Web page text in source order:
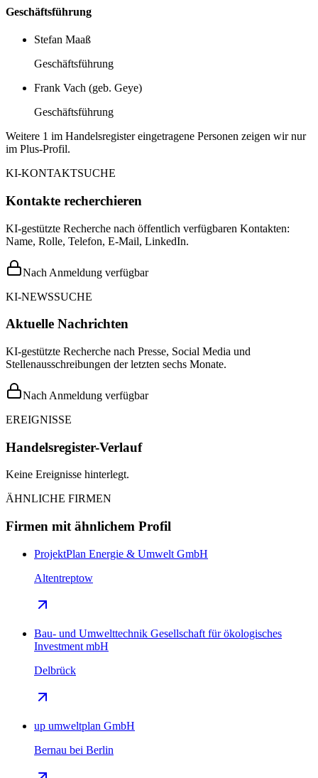
Geschäftsführung
Stefan Maaß
Geschäftsführung
Frank Vach (geb. Geye)
Geschäftsführung
Weitere 1 im Handelsregister eingetragene Personen zeigen wir nur
im Plus-Profil.
KI-KONTAKTSUCHE
Kontakte recherchieren
KI-gestützte Recherche nach öffentlich verfügbaren Kontakten:
Name, Rolle, Telefon, E-Mail, LinkedIn.
Nach Anmeldung verfügbar
KI-NEWSSUCHE
Aktuelle Nachrichten
KI-gestützte Recherche nach Presse, Social Media und
Stellenausschreibungen der letzten sechs Monate.
Nach Anmeldung verfügbar
EREIGNISSE
Handelsregister-Verlauf
Keine Ereignisse hinterlegt.
ÄHNLICHE FIRMEN
Firmen mit ähnlichem Profil
ProjektPlan Energie & Umwelt GmbH
Altentreptow
Bau- und Umwelttechnik Gesellschaft für ökologisches
Investment mbH
Delbrück
up umweltplan GmbH
Bernau bei Berlin